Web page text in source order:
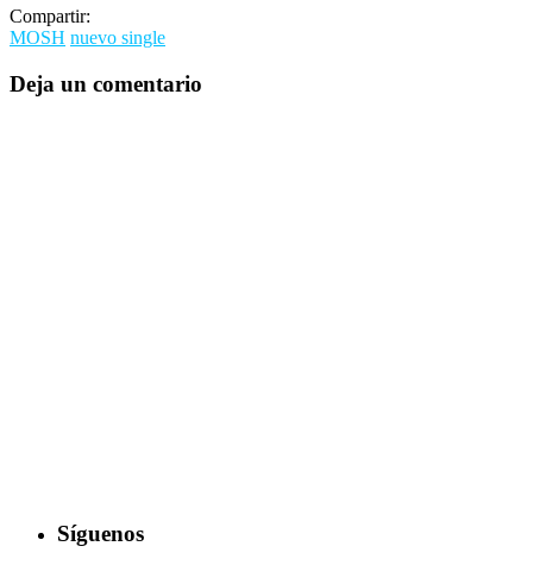
Compartir:
MOSH nuevo single
Deja un comentario
Síguenos